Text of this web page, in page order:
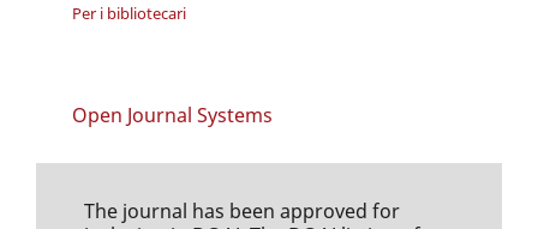
Per i bibliotecari
Open Journal Systems
The journal has been approved for